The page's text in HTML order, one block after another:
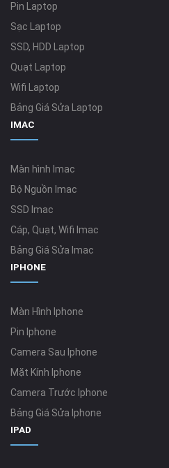
Pin Laptop
Sạc Laptop
SSD, HDD Laptop
Quạt Laptop
Wifi Laptop
Bảng Giá Sửa Laptop
IMAC
Màn hình Imac
Bộ Nguồn Imac
SSD Imac
Cáp, Quạt, Wifi Imac
Bảng Giá Sửa Imac
IPHONE
Màn Hình Iphone
Pin Iphone
Camera Sau Iphone
Mặt Kính Iphone
Camera Trước Iphone
Bảng Giá Sửa Iphone
IPAD